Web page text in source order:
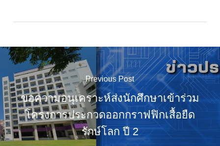
Previous Post
ขอความอนุเคราะห์ส่งนักศึกษาเข้าร่วม
โครงการประกวดออกกราฟฟิกเสื้อยืด
รักษ์โลก ปี 2